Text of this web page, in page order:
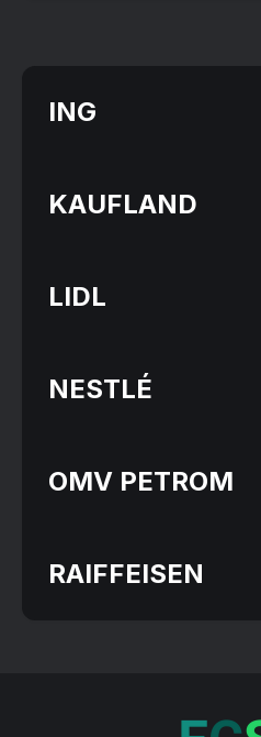
ING
KAUFLAND
LIDL
NESTLÉ
OMV PETROM
RAIFFEISEN